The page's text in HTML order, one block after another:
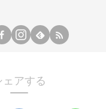
ェアする